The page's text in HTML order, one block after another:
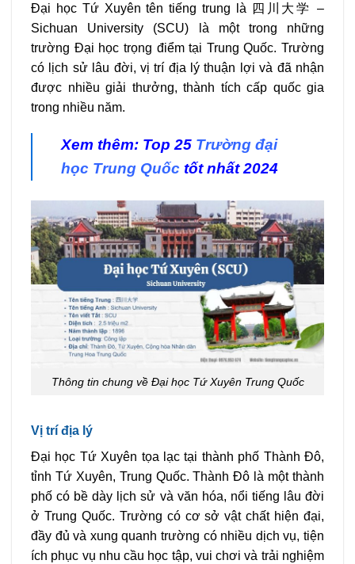
Đại học Tứ Xuyên tên tiếng trung là 四川大学 –
Sichuan University (SCU) là một trong những
trường Đại học trọng điểm tại Trung Quốc. Trường
có lịch sử lâu đời, vị trí địa lý thuận lợi và đã nhận
được nhiều giải thưởng, thành tích cấp quốc gia
trong nhiều năm.
Xem thêm: Top 25 Trường đại
học Trung Quốc tốt nhất 2024
Thông tin chung về Đại học Tứ Xuyên Trung Quốc
Vị trí địa lý
Đại học Tứ Xuyên tọa lạc tại thành phố Thành Đô,
tỉnh Tứ Xuyên, Trung Quốc. Thành Đô là một thành
phố có bề dày lịch sử và văn hóa, nổi tiếng lâu đời
ở Trung Quốc. Trường có cơ sở vật chất hiện đại,
đầy đủ và xung quanh trường có nhiều dịch vụ, tiện
ích phục vụ nhu cầu học tập, vui chơi và trải nghiệm